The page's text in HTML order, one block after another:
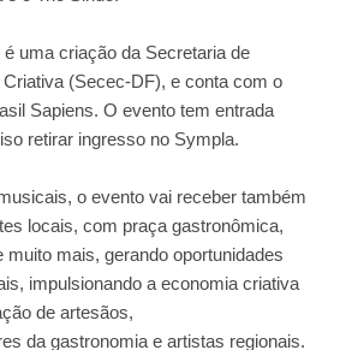
uma criação da Secretaria de
(Secec-DF), e conta com o
Sapiens. O evento tem entrada
retirar ingresso no Sympla.
o evento vai receber também
locais, com praça gastronômica,
muito mais, gerando oportunidades
impulsionando a economia criativa
de artesãos,
da gastronomia e artistas regionais.